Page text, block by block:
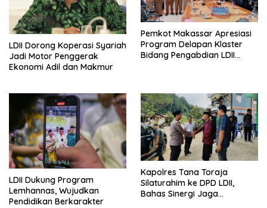
LDII Dorong Koperasi Syariah
Jadi Motor Penggerak
Ekonomi Adil dan Makmur
Pemkot Makassar Apresiasi
Program Delapan Klaster
Bidang Pengabdian LDII
LDII Dukung Program
Lemhannas, Wujudkan
Pendidikan Berkarakter
Kapolres Tana Toraja
Silaturahim ke DPD LDII,
Bahas Sinergi Jaga